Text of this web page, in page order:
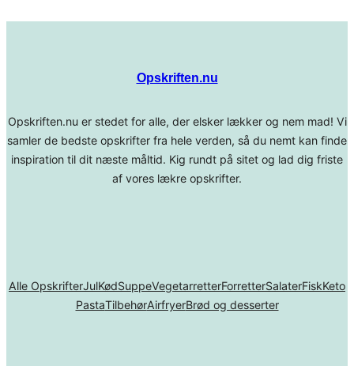
Opskriften.nu
Opskriften.nu er stedet for alle, der elsker lækker og nem mad! Vi
samler de bedste opskrifter fra hele verden, så du nemt kan finde
inspiration til dit næste måltid. Kig rundt på sitet og lad dig friste
af vores lækre opskrifter.
Alle OpskrifterJulKødSuppeVegetarretterForretterSalaterFiskKeto
PastaTilbehørAirfryerBrød og desserter